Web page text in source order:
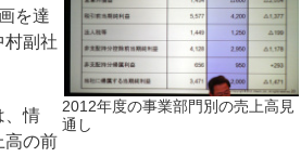
2012年度の事業部門別の売上高見
通し
を達
村副社
、情
高の前